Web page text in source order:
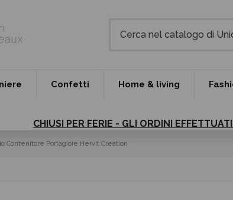
Confetti Home & living
CHIUSI PER FERIE - GLI ORDINI
Contenitore Portagioie Hervit Creation